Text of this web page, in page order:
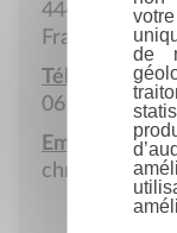
44440 Joué-
France
Téléphone
06 50 45 71
Email :
de